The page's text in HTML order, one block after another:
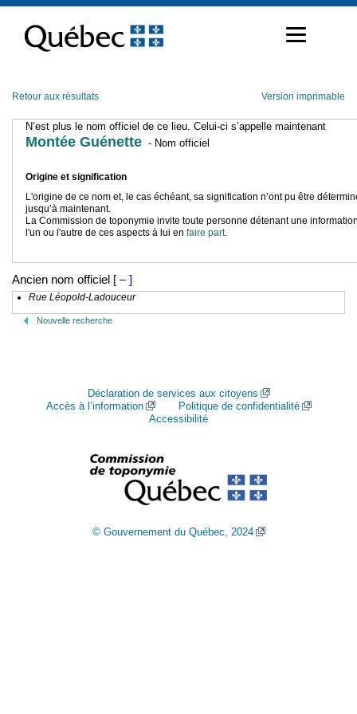
contenu
Retour aux résultats Version imprimable
N’est plus le nom officiel de ce lieu. Celui-ci s’appelle maintenant
Montée Guénette - Nom officiel
Origine et signification
L'origine de ce nom et, le cas échéant, sa signification n’ont pu être
jusqu’à maintenant.
La Commission de toponymie invite toute personne détenant une
l'un ou l'autre de ces aspects à lui en faire part.
Ancien nom officiel [ – ]
Rue Léopold-Ladouceur
Nouvelle recherche
Déclaration de services aux citoyens
Accès à l’information
Politique de confidentialité
Accessibilité
© Gouvernement du Québec, 2024